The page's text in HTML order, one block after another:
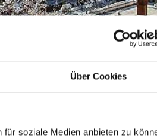
Über Cookies
soziale Medien anbieten zu
DE RÉSERVATION
FORFAIT BIEN-
ACCESSIBLES